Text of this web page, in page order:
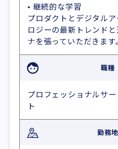
• 継続的な学習
プロダクトとデジタル
ロジーの最新トレンド
ナを張っていただきます。
職種
プロフェッショナルサ
ト
勤務地